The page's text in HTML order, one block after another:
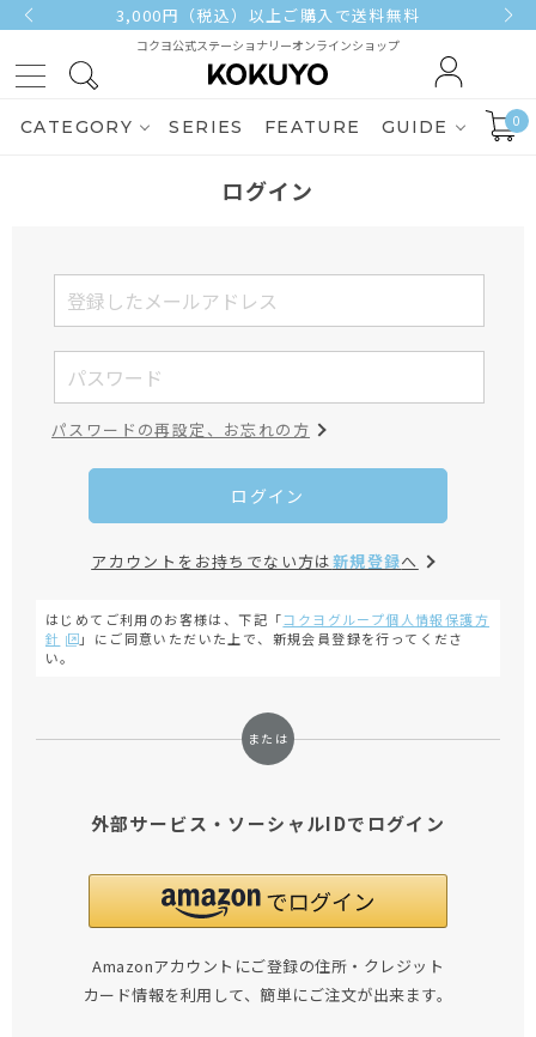
3,000円（税込）以上ご購入で送料無料
コクヨ公式ステーショナリーオンラインショップ
CATEGORY SERIES FEATURE GUIDE 0
ログイン
パスワードの再設定、お忘れの方
ログイン
アカウントをお持ちでない方は新規登録へ
はじめてご利用のお客様は、下記「コクヨグループ個人情報保護方
針
」にご同意いただいた上で、新規会員登録を行ってくださ
い。
外部サービス・ソーシャルIDでログイン
Amazonアカウントにご登録の住所・クレジット
カード情報を利用して、簡単にご注文が出来ます。